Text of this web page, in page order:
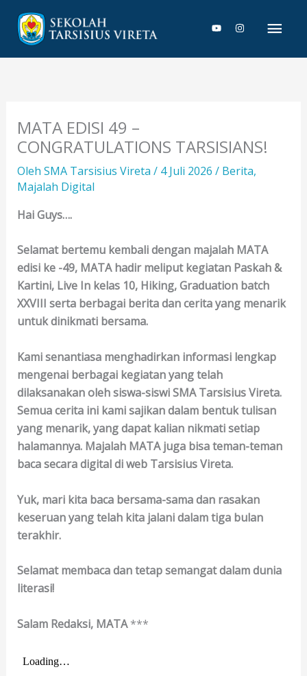
konten
MATA EDISI 49 –
CONGRATULATIONS TARSISIANS!
Oleh SMA Tarsisius Vireta / 4 Juli 2026 / Berita,
Majalah Digital
Hai Guys….
Selamat bertemu kembali dengan majalah MATA
edisi ke -49, MATA hadir meliput kegiatan Paskah &
Kartini, Live In kelas 10, Hiking, Graduation batch
XXVIII serta berbagai berita dan cerita yang menarik
untuk dinikmati bersama.
Kami senantiasa menghadirkan informasi lengkap
mengenai berbagai kegiatan yang telah
dilaksanakan oleh siswa-siswi SMA Tarsisius Vireta.
Semua cerita ini kami sajikan dalam bentuk tulisan
yang menarik, yang dapat kalian nikmati setiap
halamannya. Majalah MATA juga bisa teman-teman
baca secara digital di web Tarsisius Vireta.
Yuk, mari kita baca bersama-sama dan rasakan
keseruan yang telah kita jalani dalam tiga bulan
terakhir.
Selamat membaca dan tetap semangat dalam dunia
literasi!
Salam Redaksi, MATA***